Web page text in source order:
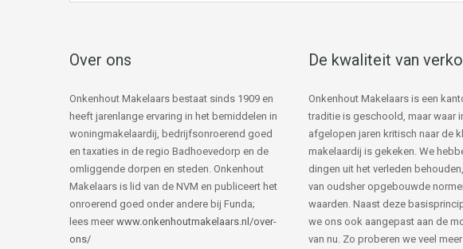
Over ons
Onkenhout Makelaars bestaat sinds 1909 en
heeft jarenlange ervaring in het bemiddelen in
woningmakelaardij, bedrijfsonroerend goed
en taxaties in de regio Badhoevedorp en de
omliggende dorpen en steden. Onkenhout
Makelaars is lid van de NVM en publiceert het
onroerend goed onder andere bij Funda;
lees meer www.onkenhoutmakelaars.nl/over-
ons/
De kwaliteit van
Onkenhout Makelaars is een
traditie is geschoold, maar waar
afgelopen jaren kritisch naar de
makelaardij is gekeken. We
dingen uit het verleden
van oudsher opgebouwde
waarden. Naast deze
we ons ook aangepast aan de
van nu. Zo proberen we veel